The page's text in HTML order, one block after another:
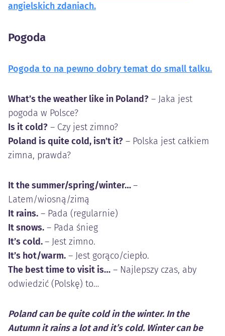
angielskich zdaniach.
Pogoda
Pogoda to na pewno dobry temat do small talku.
What’s the weather like in Poland? – Jaka jest
pogoda w Polsce?
Is it cold? – Czy jest zimno?
Poland is quite cold, isn’t it? – Polska jest całkiem
zimna, prawda?
It the summer/spring/winter…–
Latem/wiosną/zimą
It rains. – Pada (regularnie)
It snows. – Pada śnieg
It’s cold.– Jest zimno.
It’s hot/warm. – Jest gorąco/ciepło.
The best time to visit is… – Najlepszy czas, aby
odwiedzić (Polskę) to…
Poland can be quite cold in the winter. In the
Autumn it rains a lot and it’s cold. Winter can be